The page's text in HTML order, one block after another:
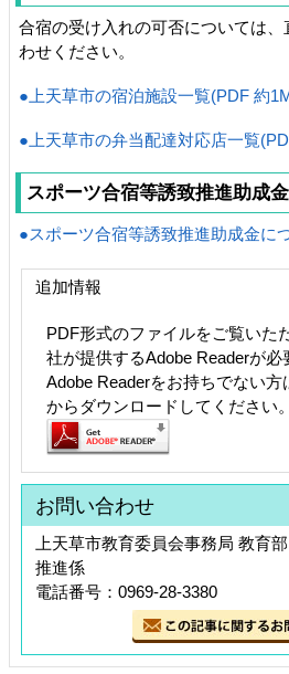
合宿の受け入れの可否については
わせください。
●上天草市の宿泊施設一覧(PDF 約
● 上天草市の弁当配達対応店一覧
スポーツ合宿等誘致推進助成
●スポーツ合宿等誘致推進助成金に
追加情報
PDF形式のファイルをご覧いた
社が提供するAdobe Readerが必
Adobe Readerをお持ちでない
からダウンロードしてください。
お問い合わせ
上天草市教育委員会事務局 教育
推進係
電話番号：0969-28-3380